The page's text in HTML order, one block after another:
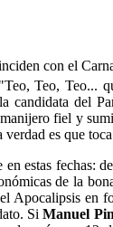
con el
Teo, Teo...
candidata del
fiel y
es que
estas fechas:
de la
Apocalipsis en
SiManuel